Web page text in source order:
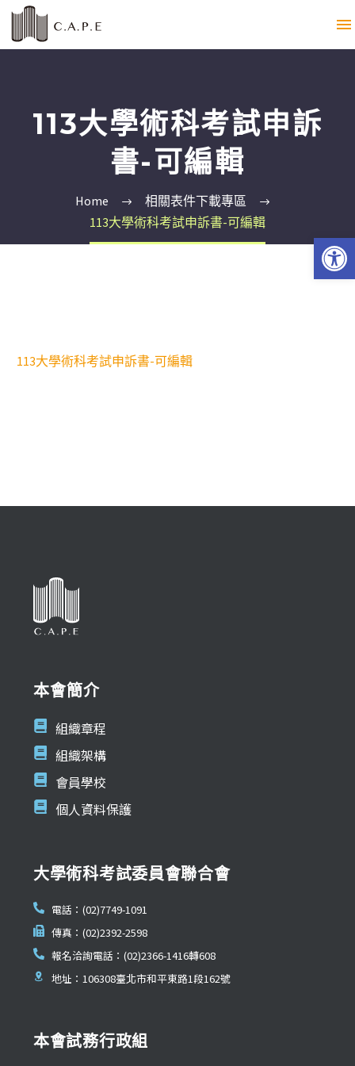
113大學術科考試申訴
書-可編輯
Home
相關表件下載專區
113大學術科考試申訴書-可編輯
113大學術科考試申訴書-可編輯
本會簡介
組織章程
組織架構
會員學校
個人資料保護
大學術科考試委員會聯合會
電話：(02)7749-1091
傳真：(02)2392-2598
報名洽詢電話：(02)2366-1416轉608
地址：106308臺北市和平東路1段162號
本會試務行政組